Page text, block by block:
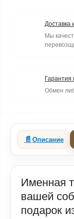
Доставка
Мы
Гарантия
Обмен
📄 Описание
Именная
вашей
подарок